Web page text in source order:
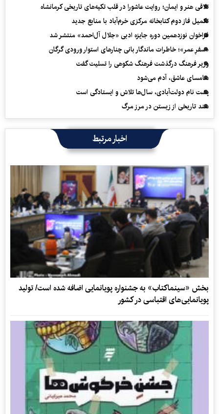
تلاقی هنر و ایمان؛ روایت عاشورا در قلب تکیه‌های تاریخی کرمانشاه
تکمیل فاز دوم کتابخانه مرکزی خرم‌آباد با منابع جدید
فراخوان نوزدهمین دوره جایزه ادبی «جلال آل‌احمد» منتشر شد
«سفرِ عمر»؛ خاطرات ماندگار بانی چنارهای استوار ورودی گرگان
وزیر فرهنگ درگذشت فرهنگ شکوهی را تسلیت گفت
سامسای عاشق، آدم می‌شود
پشت نام دولت‌آبادی، سال‌ها تلاش و ایستادگی است
سند تاریخی از زیستن در مرز مرگ
اخبار مرتبط
بخش «سینماکتاب» به جشنواره پویانمایی اضافه شده است/ تولید
پویانمایی‌های اقتباسی در کشور